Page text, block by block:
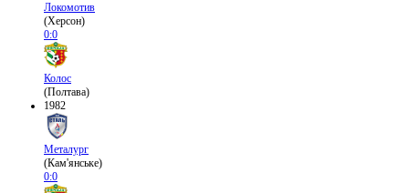
Локомотив
(Херсон)
0:0
Колос
(Полтава)
1982
Металург
(Кам'янське)
0:0